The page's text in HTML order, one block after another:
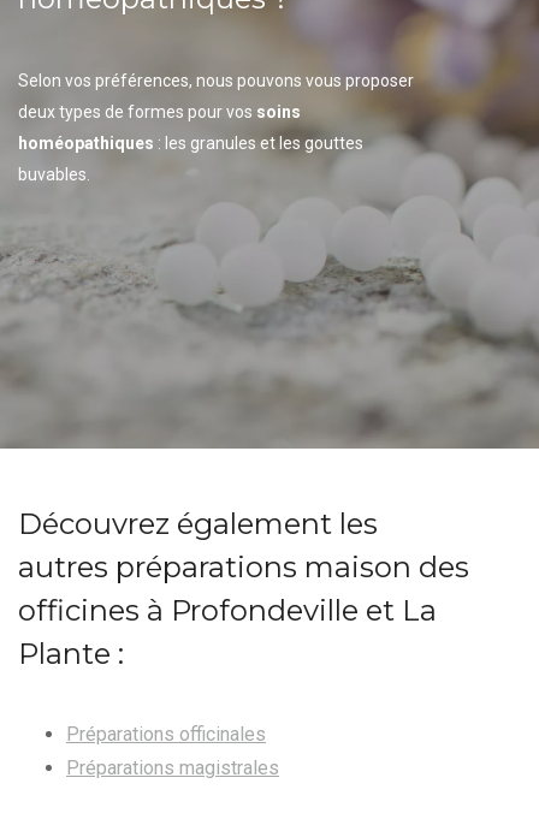
Selon vos préférences, nous pouvons vous proposer
deux types de formes pour vos soins
homéopathiques : les granules et les gouttes
buvables.
Découvrez également les
autres préparations maison des
officines à Profondeville et La
Plante :
Préparations officinales
Préparations magistrales